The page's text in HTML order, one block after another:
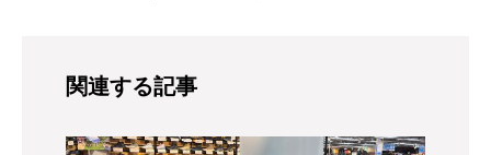
関連する記事